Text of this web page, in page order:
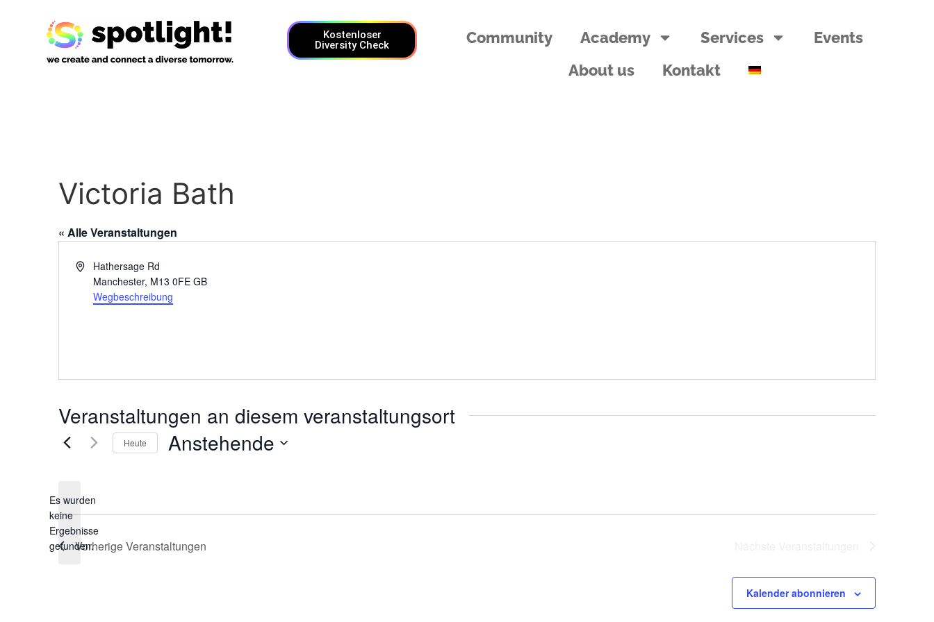
Kostenloser
Diversity Check
Community Academy Services
Events
About us
Kontakt
Victoria Bath
« Alle Veranstaltungen
AdresseHathersage Rd
Manchester, M13 0FE GB
Wegbeschreibung
Veranstaltungen an diesem veranstaltungsort
Hinweis
Es wurden
keine
Ergebnisse
gefunden.
Heute Anstehende
VorherigeVeranstaltungen
Kalender abonnieren